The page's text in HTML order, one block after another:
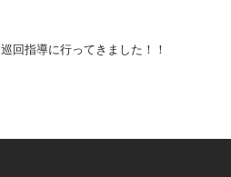
巡回指導に行ってきました！！